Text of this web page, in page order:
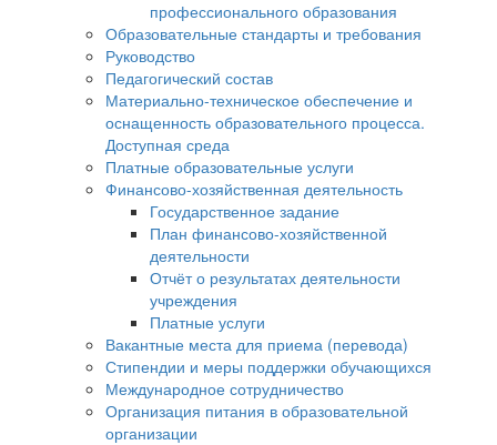
профессионального образования
Образовательные стандарты и требования
Руководство
Педагогический состав
Материально-техническое обеспечение и
оснащенность образовательного процесса.
Доступная среда
Платные образовательные услуги
Финансово-хозяйственная деятельность
Государственное задание
План финансово-хозяйственной
деятельности
Отчёт о результатах деятельности
учреждения
Платные услуги
Вакантные места для приема (перевода)
Стипендии и меры поддержки обучающихся
Международное сотрудничество
Организация питания в образовательной
организации